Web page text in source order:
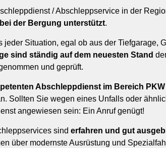
/ Abschleppservice in der
der Bergung unterstützt.
jeder Situation, egal ob aus der Tiefgarage,
sind ständig auf dem neuesten Stand
und geprüft.
Abschleppdienst im Bereich
Sollten Sie wegen eines Unfalls oder
angewiesen sein: Ein Anruf genügt!
sind erfahren und gut
über modernste Ausrüstung und